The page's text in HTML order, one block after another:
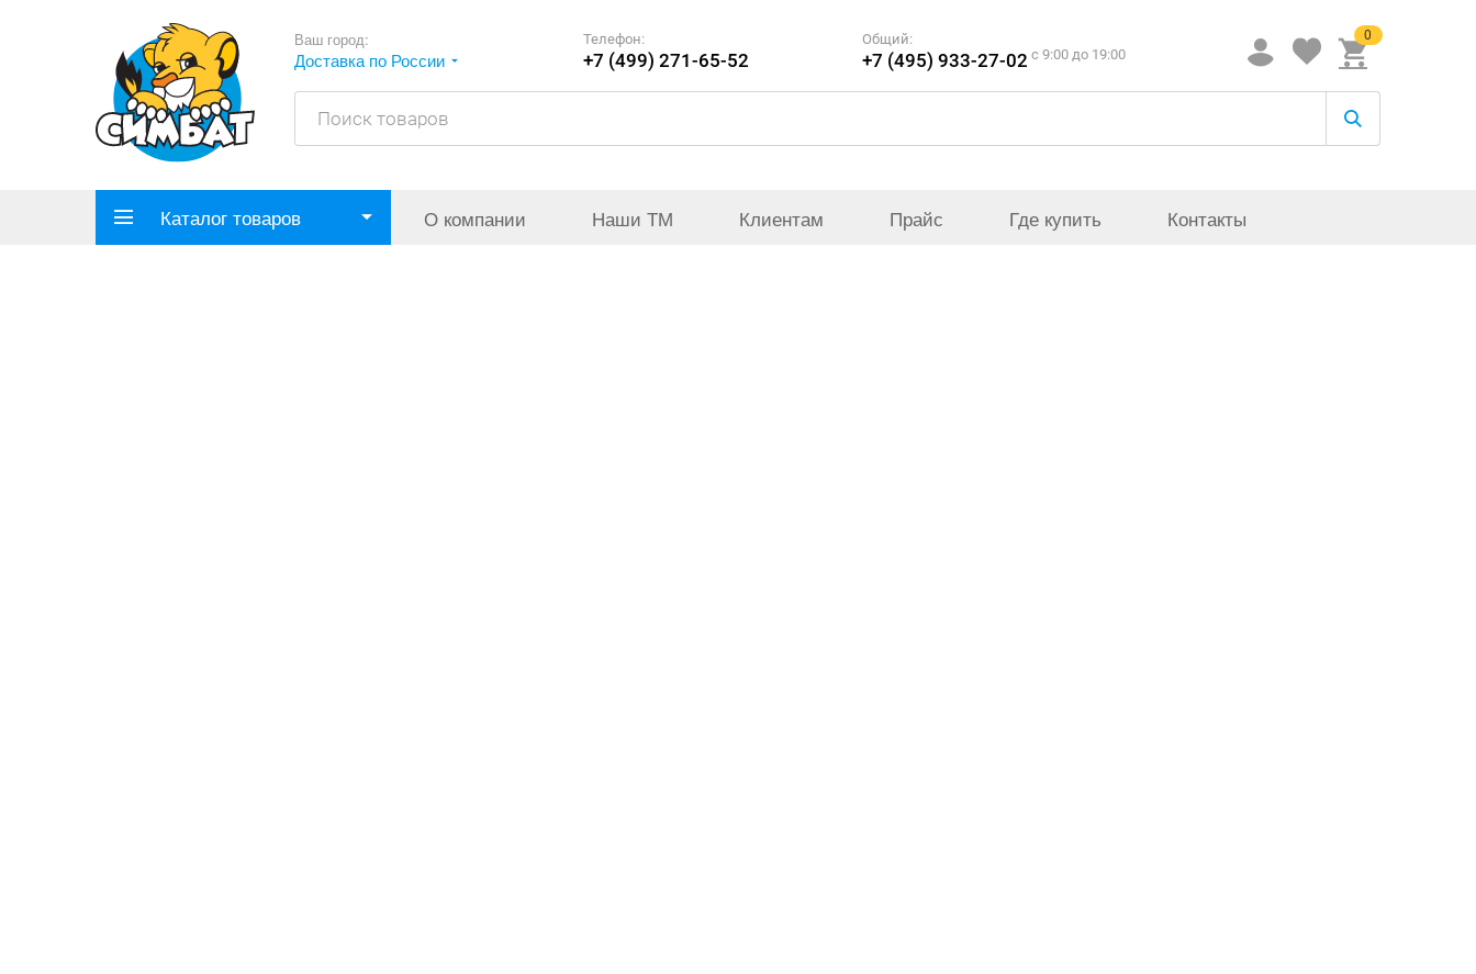
Ваш город:
Доставка по России
Телефон:
+7 (499) 271-65-52
Общий:
+7 (495) 933-27-02 c 9:00 до 19:00
0
Каталог товаров О компании Наши ТМ Клиентам Прайс Где купить Контакты